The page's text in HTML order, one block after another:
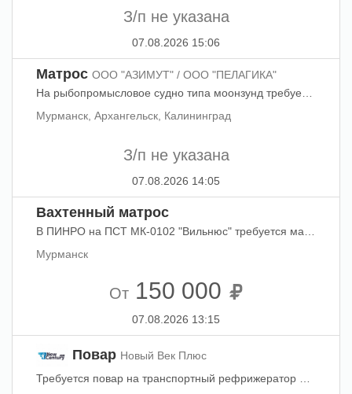
З/п не указана
07.08.2026 15:06
Матрос ООО "АЗИМУТ" / ООО "ПЕЛАГИКА"
Мурманск, Архангельск, Калининград
З/п не указана
07.08.2026 14:05
Вахтенный матрос
Мурманск
От150 000
07.08.2026 13:15
Повар Новый Век Плюс